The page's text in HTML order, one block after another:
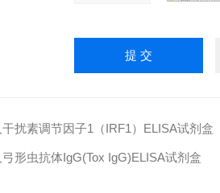
干扰素调节因子1（IRF1）ELISA试剂盒
弓形虫抗体IgG(Tox IgG)ELISA试剂盒